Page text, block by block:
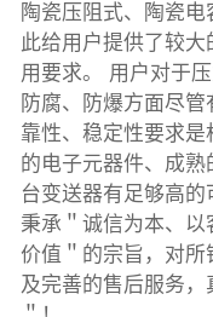
陶瓷压阻式、陶瓷
此给用户提供了较
用要求。 用户对于
防腐、防爆方面尽管
靠性、稳定性要求
的电子元器件、成
台变送器有足够高
秉承＂诚信为本、
价值＂的宗旨，对
及完善的售后服务